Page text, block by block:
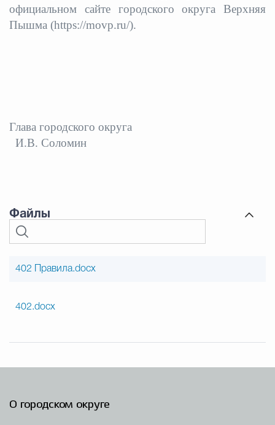
официальном сайте городского округа Верхняя
Пышма (https://movp.ru/).
Глава городского округа
И.В. Соломин
Файлы
402 Правила.docx
402.docx
О городском округе